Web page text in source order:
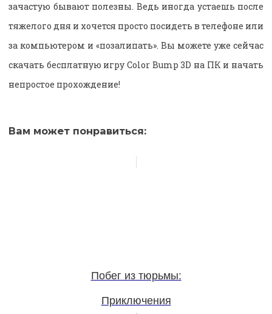
зачастую бывают полезны. Ведь иногда устаешь после
тяжелого дня и хочется просто посидеть в телефоне или
за компьютером и «позалипать». Вы можете уже сейчас
скачать бесплатную игру Color Bump 3D на ПК и начать
непростое прохождение!
Вам может понравиться:
Побег из тюрьмы:
Приключения